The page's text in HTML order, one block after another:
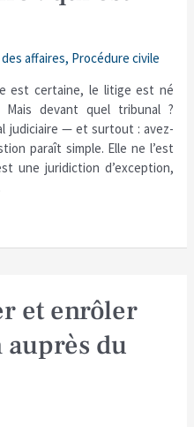
affaires, Procédure civile
est certaine, le litige est né
Mais devant quel tribunal ?
judiciaire — et surtout : avez-
paraît simple. Elle ne l’est
une juridiction d’exception,
et enrôler
auprès du